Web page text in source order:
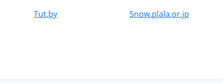
Tut.by
Snow.plala.or.jp